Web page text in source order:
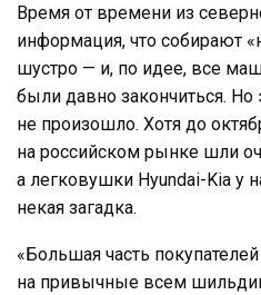
Время от времени из
информация, что собирают
шустро — и, по идее, все
были давно закончиться. Но
не произошло. Хотя до
на российском рынке шли
а легковушки Hyundai-Kia у
некая загадка.
«Большая часть
на привычные всем